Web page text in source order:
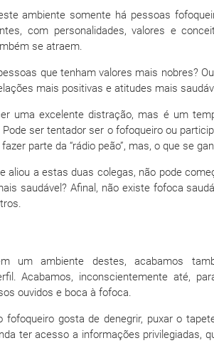
ambiente somente há pessoas
com personalidades, valores e
se atraem.
que tenham valores mais nobres?
mais positivas e atitudes mais
uma excelente distração, mas é um
ser tentador ser o fofoqueiro ou
parte da “rádio peão”, mas, o que se
aliou a estas duas colegas, não pode
saudável? Afinal, não existe fofoca
um ambiente destes, acabamos
Acabamos, inconscientemente até,
ouvidos e boca à fofoca.
fofoqueiro gosta de denegrir, puxar o
ter acesso a informações privilegiadas,